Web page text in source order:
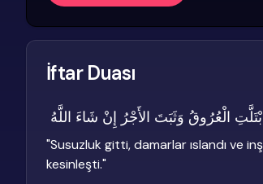
İftar Duası
الْعُرُوقُ وَثَبَتَ الأَجْرُ إِنْ شَاءَ اللَّهُ
"Susuzluk gitti, damarlar ıslandı ve
kesinleşti."